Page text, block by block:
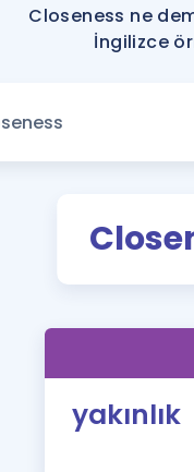
Closeness ne
İngilizce
yakınlık